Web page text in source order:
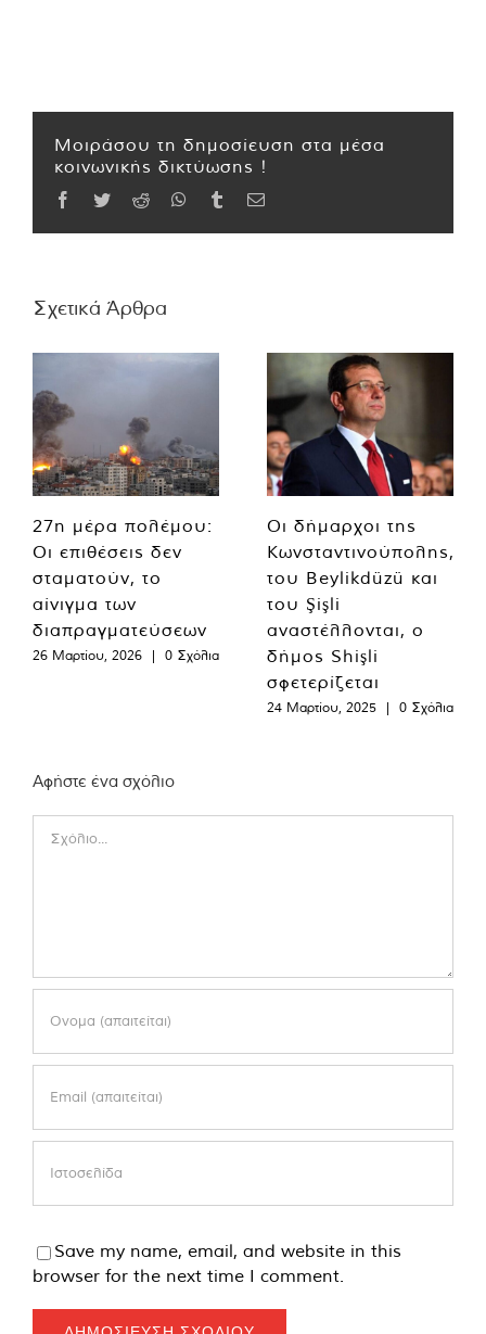
Μοιράσου τη δημοσίευση στα μέσα
κοινωνικής δικτύωσης !
Facebook
TwitterReddit WhatsApp
TumblrEmail
Σχετικά Άρθρα
27η μέρα πολέμου:
Οι επιθέσεις δεν
σταματούν, το
αίνιγμα των
διαπραγματεύσεων
26 Μαρτίου, 2026 | 0 Σχόλια
Οι δήμαρχοι της
Κωνσταντινούπολης,
του Beylikdüzü και
του Şişli
αναστέλλονται, ο
δήμος Shişli
σφετερίζεται
24 Μαρτίου, 2025 | 0 Σχόλια
Αφήστε ένα σχόλιο
Save my name, email, and website in this
browser for the next time I comment.